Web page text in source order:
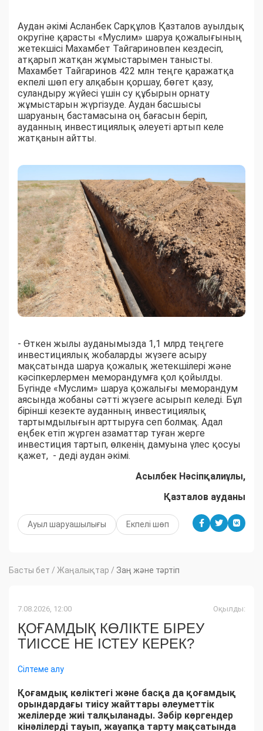
Аудан әкімі Асланбек Сарқұлов Қазталов ауылдық
округіне қарасты «Муслим» шаруа қожалығының
жетекшісі Махамбет Тайгариновпен кездесіп,
атқарып жатқан жұмыстарымен танысты.
Махамбет Тайгаринов 422 млн теңге қаражатқа
екпелі шөп егу алқабын қоршау, бөгет қазу,
суландыру жүйесі үшін су құбырын орнату
жұмыстарын жүргізуде. Аудан басшысы
шаруаның бастамасына оң бағасын беріп,
ауданның инвестициялық әлеуеті артып келе
жатқанын айтты.
- Өткен жылы ауданымызда 1,1 млрд теңгеге
инвестициялық жобаларды жүзеге асыру
мақсатында шаруа қожалық жетекшілері және
кәсіпкерлермен меморандумға қол қойылды.
Бүгінде «Муслим» шаруа қожалығы меморандум
аясында жобаны сәтті жүзеге асырып келеді. Бұл
бірінші кезекте ауданның инвестициялық
тартымдылығын арттыруға сеп болмақ. Адал
еңбек етіп жүрген азаматтар туған жерге
инвестиция тартып, өлкенің дамуына үлес қосуы
қажет, - деді аудан әкімі.
Асылбек Нәсіпқалиұлы,
Қазталов ауданы
Aуыл шаруашылығы Екпелі шөп
Басты бет / Жаңалықтар / Заң және тәртіп
7.08.2026, 12:00 Оқылды:
ҚОҒАМДЫҚ КӨЛІКТЕ БІРЕУ
ТИІССЕ НЕ ІСТЕУ КЕРЕК?
Сілтеме алу
Қоғамдық көліктегі және басқа да қоғамдық
орындардағы тиісу жайттары әлеуметтік
желілерде жиі талқыланады. Зәбір көргендер
кінәлілерді тауып, жауапқа тарту мақсатында